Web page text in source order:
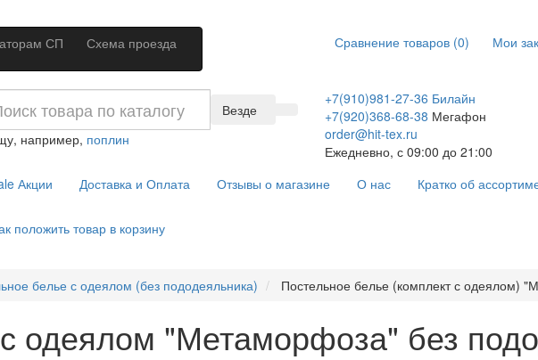
СП Схема проезда Мои
Сравнение товаров (0)
+7(910)981-27-36 Билайн
+7(920)368-68-38 Мегафон
order@hit-tex.ru
Ежедневно, с 09:00 до 21:00
Везде
например, поплин
Акции Доставка и Оплата Отзывы о магазине О нас Кратко об
положить товар в корзину
белье с одеялом (без пододеяльника) Постельное белье (комплект с одеялом)
одеялом "Метаморфоза" без